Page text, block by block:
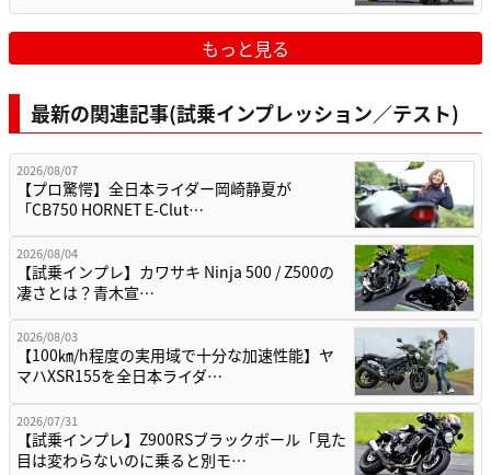
もっと見る
最新の関連記事(試乗インプレッション／テスト)
2026/08/07
【プロ驚愕】全日本ライダー岡崎静夏が
「CB750 HORNET E-Clut…
2026/08/04
【試乗インプレ】カワサキ Ninja 500 / Z500の
凄さとは？青木宣…
2026/08/03
【100㎞/h程度の実用域で十分な加速性能】ヤ
マハXSR155を全日本ライダ…
2026/07/31
【試乗インプレ】Z900RSブラックボール「見た
目は変わらないのに乗ると別モ…